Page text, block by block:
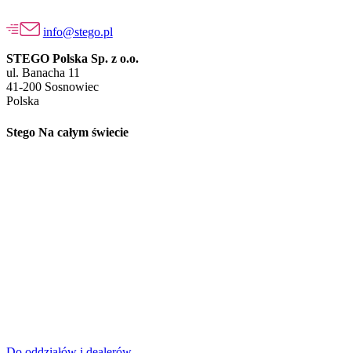
info@stego.pl
STEGO Polska Sp. z o.o.
ul. Banacha 11
41-200 Sosnowiec
Polska
Stego Na całym świecie